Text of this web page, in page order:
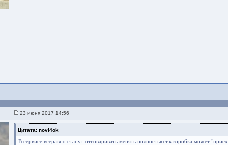
23 июня 2017 14:56
Цитата: novi4ok
В сервисе всеравно станут отговаривать менять полностью т.к коробка может